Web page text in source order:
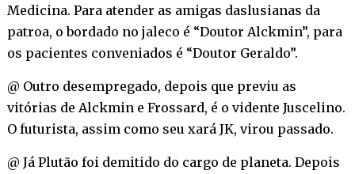
Medicina. Para atender as amigas daslusianas da
patroa, o bordado no jaleco é “Doutor Alckmin”, para
os pacientes conveniados é “Doutor Geraldo”.
@ Outro desempregado, depois que previu as
vitórias de Alckmin e Frossard, é o vidente Juscelino.
O futurista, assim como seu xará JK, virou passado.
@ Já Plutão foi demitido do cargo de planeta. Depois